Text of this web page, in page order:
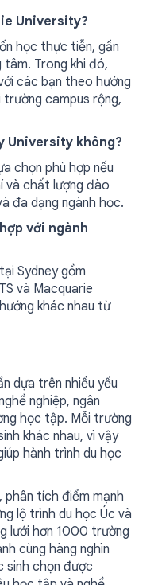
University?
học thực tiễn, gần
tâm. Trong khi đó,
các bạn theo hướng
trường campus rộng,
University không?
chọn phù hợp nếu
và chất lượng đào
đa dạng ngành học.
với ngành
Sydney gồm
và Macquarie
khác nhau từ
dựa trên nhiều yếu
nghiệp, ngân
học tập. Mỗi trường
khác nhau, vì vậy
hành trình du học
tích điểm mạnh
lộ trình du học Úc và
lưới hơn 1000 trường
cùng hàng nghìn
sinh chọn được